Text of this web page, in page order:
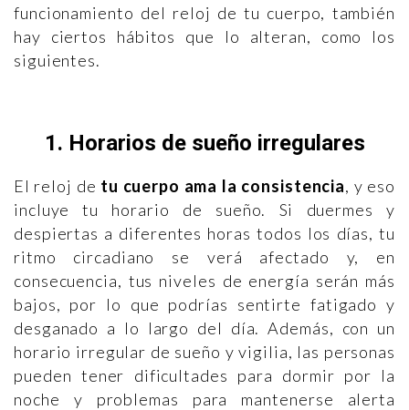
funcionamiento del reloj de tu cuerpo, también
hay ciertos hábitos que lo alteran, como los
siguientes.
1. Horarios de sueño irregulares
El reloj de tu cuerpo ama la consistencia, y eso
incluye tu horario de sueño. Si duermes y
despiertas a diferentes horas todos los días, tu
ritmo circadiano se verá afectado y, en
consecuencia, tus niveles de energía serán más
bajos, por lo que podrías sentirte fatigado y
desganado a lo largo del día. Además, con un
horario irregular de sueño y vigilia, las personas
pueden tener dificultades para dormir por la
noche y problemas para mantenerse alerta